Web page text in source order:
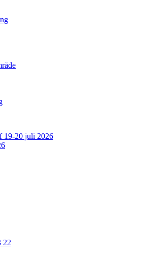
19-20 juli 2026
22